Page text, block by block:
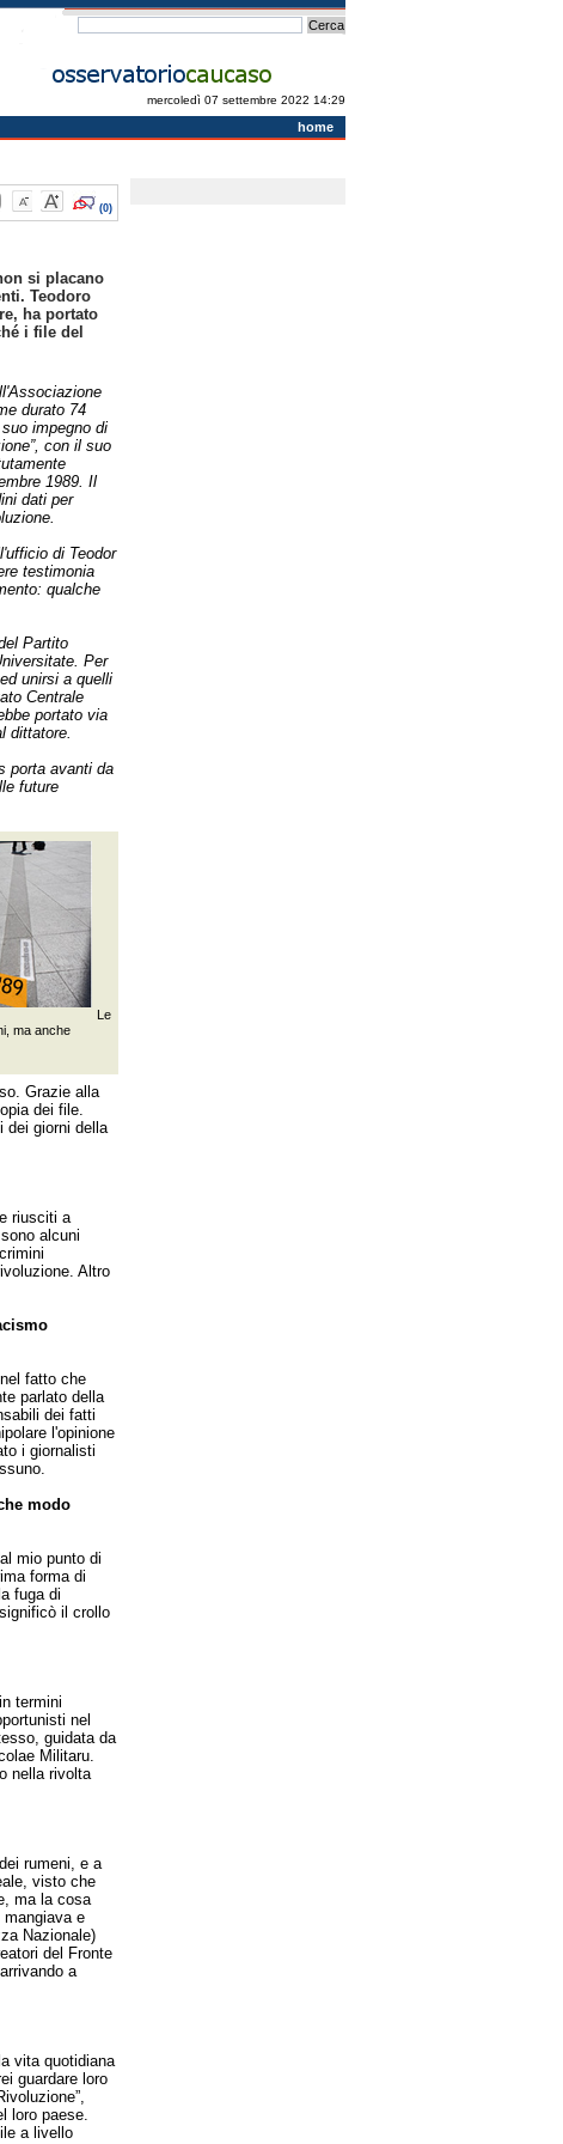
mercoledì 07 settembre 2022 14:29
home
(0)
si placano
Teodoro
ha portato
i file del
durato 74
impegno di
con il suo
1989. Il
dati per
di Teodor
testimonia
qualche
Partito
Per
unirsi a quelli
Centrale
portato via
dittatore.
porta avanti da
future
Le
ma anche
Grazie alla
dei file.
dei giorni della
riusciti a
alcuni
Altro
fatto che
parlato della
dei fatti
l'opinione
i giornalisti
modo
mio punto di
forma di
fuga di
il crollo
termini
nel
guidata da
Militaru.
nella rivolta
rumeni, e a
visto che
ma la cosa
e
Nazionale)
del Fronte
a
vita quotidiana
guardare loro
loro paese.
a livello